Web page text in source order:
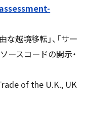
越境移転」、「サー
ースコードの開示・
of the U.K., UK